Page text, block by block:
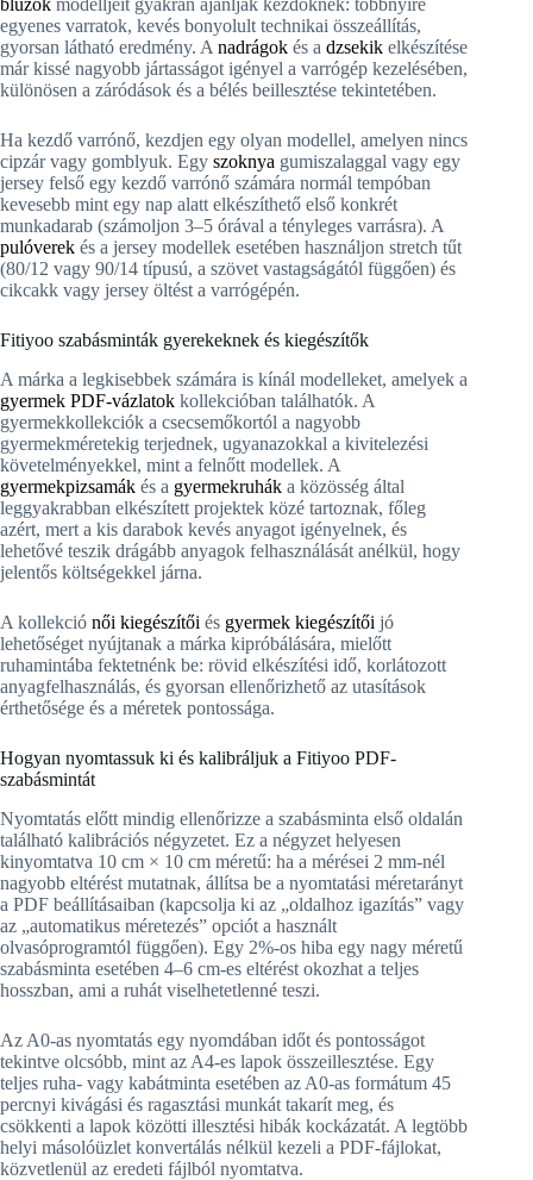
blúzok modelljeit gyakran ajánlják kezdőknek: többnyire
egyenes varratok, kevés bonyolult technikai összeállítás,
gyorsan látható eredmény. A nadrágok és a dzsekik elkészítése
már kissé nagyobb jártasságot igényel a varrógép kezelésében,
különösen a záródások és a bélés beillesztése tekintetében.
Ha kezdő varrónő, kezdjen egy olyan modellel, amelyen nincs
cipzár vagy gomblyuk. Egy szoknya gumiszalaggal vagy egy
jersey felső egy kezdő varrónő számára normál tempóban
kevesebb mint egy nap alatt elkészíthető első konkrét
munkadarab (számoljon 3–5 órával a tényleges varrásra). A
pulóverek és a jersey modellek esetében használjon stretch tűt
(80/12 vagy 90/14 típusú, a szövet vastagságától függően) és
cikcakk vagy jersey öltést a varrógépén.
Fitiyoo szabásminták gyerekeknek és kiegészítők
A márka a legkisebbek számára is kínál modelleket, amelyek a
gyermek PDF-vázlatok kollekcióban találhatók. A
gyermekkollekciók a csecsemőkortól a nagyobb
gyermekméretekig terjednek, ugyanazokkal a kivitelezési
követelményekkel, mint a felnőtt modellek. A
gyermekpizsamák és a gyermekruhák a közösség által
leggyakrabban elkészített projektek közé tartoznak, főleg
azért, mert a kis darabok kevés anyagot igényelnek, és
lehetővé teszik drágább anyagok felhasználását anélkül, hogy
jelentős költségekkel járna.
A kollekció női kiegészítői és gyermek kiegészítői jó
lehetőséget nyújtanak a márka kipróbálására, mielőtt
ruhamintába fektetnénk be: rövid elkészítési idő, korlátozott
anyagfelhasználás, és gyorsan ellenőrizhető az utasítások
érthetősége és a méretek pontossága.
Hogyan nyomtassuk ki és kalibráljuk a Fitiyoo PDF-
szabásmintát
Nyomtatás előtt mindig ellenőrizze a szabásminta első oldalán
található kalibrációs négyzetet. Ez a négyzet helyesen
kinyomtatva 10 cm × 10 cm méretű: ha a mérései 2 mm-nél
nagyobb eltérést mutatnak, állítsa be a nyomtatási méretarányt
a PDF beállításaiban (kapcsolja ki az „oldalhoz igazítás” vagy
az „automatikus méretezés” opciót a használt
olvasóprogramtól függően). Egy 2%-os hiba egy nagy méretű
szabásminta esetében 4–6 cm-es eltérést okozhat a teljes
hosszban, ami a ruhát viselhetetlenné teszi.
Az A0-as nyomtatás egy nyomdában időt és pontosságot
tekintve olcsóbb, mint az A4-es lapok összeillesztése. Egy
teljes ruha- vagy kabátminta esetében az A0-as formátum 45
percnyi kivágási és ragasztási munkát takarít meg, és
csökkenti a lapok közötti illesztési hibák kockázatát. A legtöbb
helyi másolóüzlet konvertálás nélkül kezeli a PDF-fájlokat,
közvetlenül az eredeti fájlból nyomtatva.